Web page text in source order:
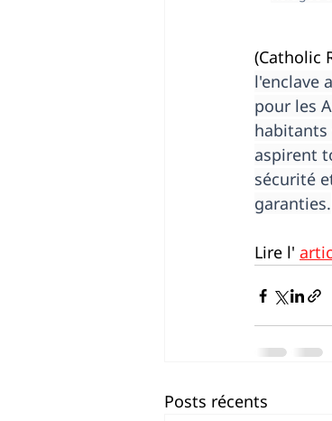
(Catholic
l'enclave
pour les
habitants
aspirent
sécurité
garanties.
Lire l'
Posts récents